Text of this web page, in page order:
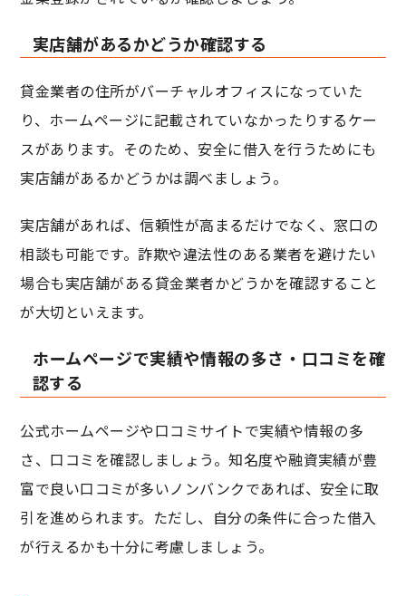
実店舗があるかどうか確認する
貸金業者の住所がバーチャルオフィスになっていた
り、ホームページに記載されていなかったりするケー
スがあります。そのため、安全に借入を行うためにも
実店舗があるかどうかは調べましょう。
実店舗があれば、信頼性が高まるだけでなく、窓口の
相談も可能です。詐欺や違法性のある業者を避けたい
場合も実店舗がある貸金業者かどうかを確認すること
が大切といえます。
ホームページで実績や情報の多さ・口コミを確
認する
公式ホームページや口コミサイトで実績や情報の多
さ、口コミを確認しましょう。知名度や融資実績が豊
富で良い口コミが多いノンバンクであれば、安全に取
引を進められます。ただし、自分の条件に合った借入
が行えるかも十分に考慮しましょう。